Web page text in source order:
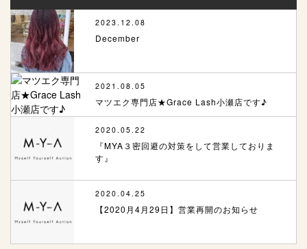
2023.12.08
December
2021.08.05
マツエク専門店★Grace Lash小瀬店です♪
2020.05.22
『MYA３密回避の対策をして営業しておりま
す』
2020.04.25
【2020月4月29日】営業再開のお知らせ